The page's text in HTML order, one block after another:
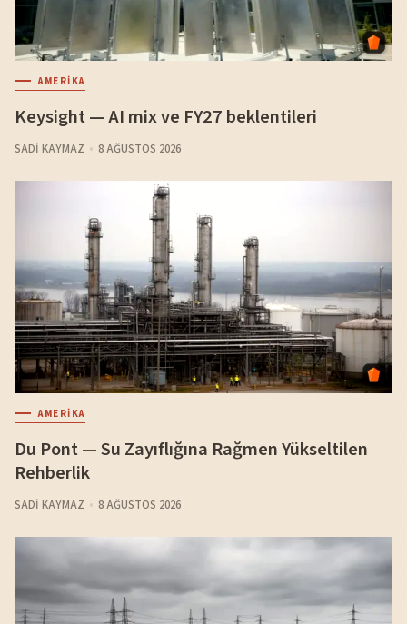
AMERIKA
Keysight — AI mix ve FY27 beklentileri
SADI KAYMAZ 8 AĞUSTOS 2026
AMERIKA
Du Pont — Su Zayıflığına Rağmen Yükseltilen
Rehberlik
SADI KAYMAZ 8 AĞUSTOS 2026